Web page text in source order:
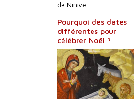
de Ninive...
Pourquoi des dates
différentes pour
célébrer Noël ?